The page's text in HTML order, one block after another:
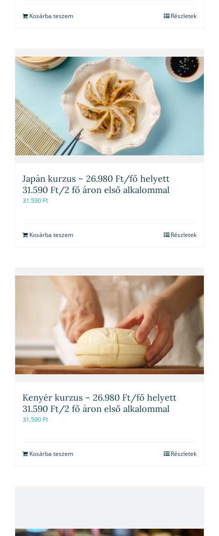
Kosárba teszem Részletek
Japán kurzus – 26.980 Ft/fő helyett
31.590 Ft/2 fő áron első alkalommal
31,590 Ft
Kosárba teszem Részletek
Kenyér kurzus – 26.980 Ft/fő helyett
31.590 Ft/2 fő áron első alkalommal
31,590 Ft
Kosárba teszem Részletek